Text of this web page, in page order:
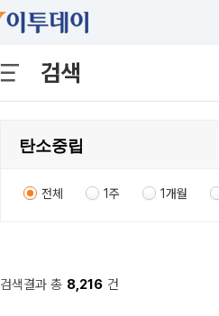
검색
전체 1주 1개월
검색결과 총 8,216 건